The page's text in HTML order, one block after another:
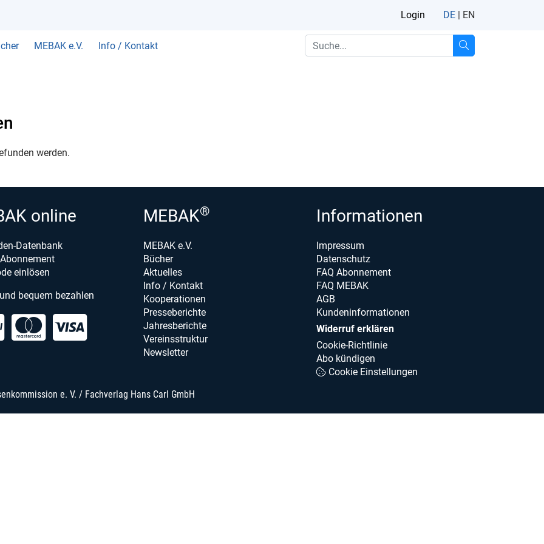
Login DE | EN
MEBAK e.V. Info / Kontakt
werden.
online
Datenbank
einlösen
bequem bezahlen
MEBAK®
MEBAK e.V.
Bücher
Aktuelles
Info / Kontakt
Kooperationen
Presseberichte
Jahresberichte
Vereinsstruktur
Newsletter
Informationen
Impressum
Datenschutz
FAQ Abonnement
FAQ MEBAK
AGB
Kundeninformationen
Widerruf erklären
Cookie-Richtlinie
Abo kündigen
Cookie Einstellungen
e. V. / Fachverlag Hans Carl GmbH